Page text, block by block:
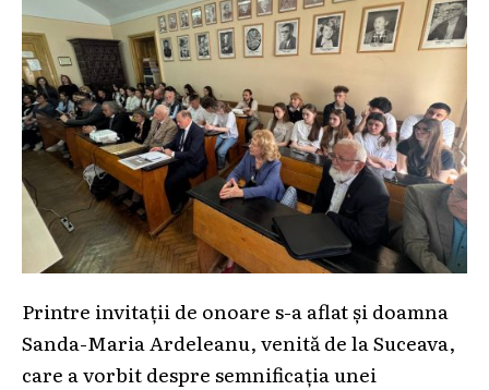
Printre invitații de onoare s-a aflat și doamna
Sanda-Maria Ardeleanu, venită de la Suceava,
care a vorbit despre semnificația unei